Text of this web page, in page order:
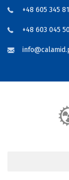
+48 605 345
+48 603 045